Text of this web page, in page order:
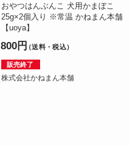
おやつはんぶんこ 犬用かまぼこ
25g×2個入り ※常温 かねまん本舗
【uoya】
800円（送料・税込）
販売終了
株式会社かねまん本舗